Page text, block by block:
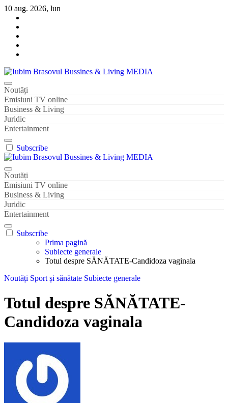
Sari
conținut
10 aug. 2026, lun
Iubim Brasovul Bussines & Living MEDIA
Din pasiune și dragoste pentru Brașoveni
Noutăți
Emisiuni TV online
Business & Living
Juridic
Entertainment
Subscribe
Iubim Brasovul Bussines & Living MEDIA
Din pasiune și dragoste pentru Brașoveni
Noutăți
Emisiuni TV online
Business & Living
Juridic
Entertainment
Subscribe
Prima pagină
Subiecte generale
Totul despre SĂNĂTATE-Candidoza vaginala
Noutăți Sport și sănătate Subiecte generale
Totul despre SĂNĂTATE-
Candidoza vaginala